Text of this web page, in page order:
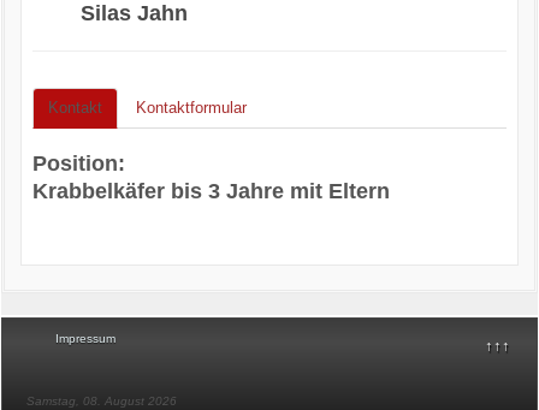
Kinderschutz
Events
Gastronomie
Silas Jahn
Kontakt Kontaktformular
Position:
Krabbelkäfer bis 3 Jahre mit Eltern
↑↑↑
Impressum
Samstag, 08. August 2026